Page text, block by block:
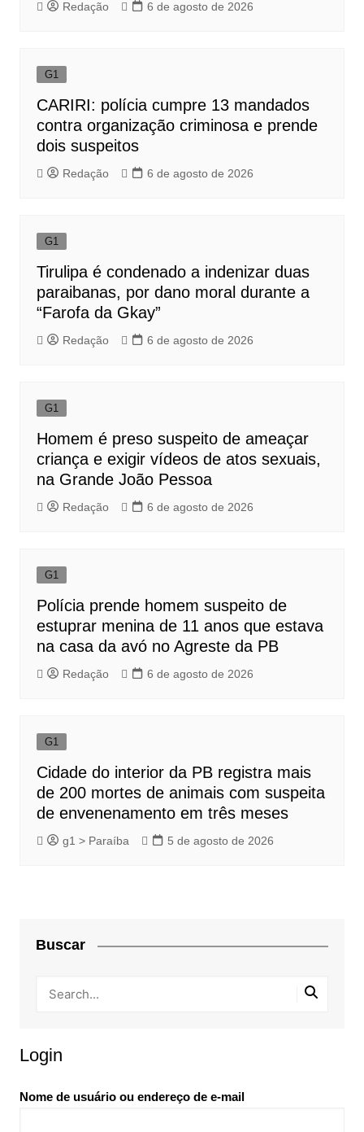
Redação 6 de agosto de 2026
G1
CARIRI: polícia cumpre 13 mandados
contra organização criminosa e prende
dois suspeitos
Redação 6 de agosto de 2026
G1
Tirulipa é condenado a indenizar duas
paraibanas, por dano moral durante a
“Farofa da Gkay”
Redação 6 de agosto de 2026
G1
Homem é preso suspeito de ameaçar
criança e exigir vídeos de atos sexuais,
na Grande João Pessoa
Redação 6 de agosto de 2026
G1
Polícia prende homem suspeito de
estuprar menina de 11 anos que estava
na casa da avó no Agreste da PB
Redação 6 de agosto de 2026
G1
Cidade do interior da PB registra mais
de 200 mortes de animais com suspeita
de envenenamento em três meses
g1 > Paraíba 5 de agosto de 2026
Buscar
Login
Nome de usuário ou endereço de e-mail